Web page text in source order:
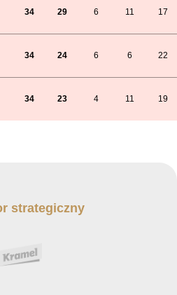
34 29 6 11 17
34 24 6 6 22
34 23 4 11 19
strategiczny